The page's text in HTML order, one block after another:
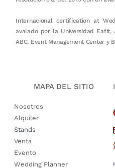
Internacional certification at
avalado por la Universidad Eafit,
ABC, Event Management Center y
MAPA DEL SITIO
Nosotros
Alquiler
Stands
Venta
Evento
Wedding Planner